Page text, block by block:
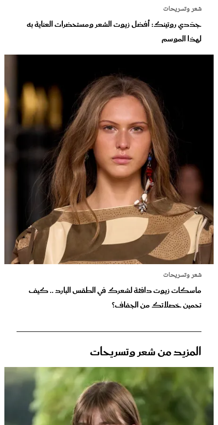
شعر وتسريحات
جدّدي روتينك: أفضل زيوت الشعر ومستحضرات العناية به
لهذا الموسم
شعر وتسريحات
ماسكات زيوت دافئة لشعرك في الطقس البارد .. كيف
تحمين خصلاتك من الجفاف؟
المزيد من شعر وتسريحات